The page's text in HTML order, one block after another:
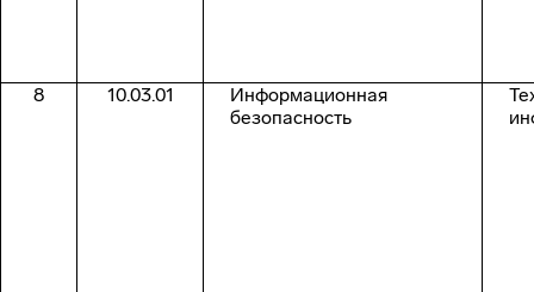
8 10.03.01
Информационная
безопасность